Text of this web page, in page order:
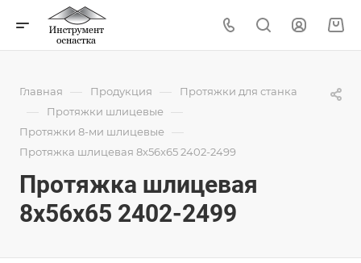
Главная — Продукция — Протяжки для станка
— Протяжки шлицевые —
Протяжки 8-ми шлицевые —
Протяжка шлицевая 8x56x65 2402-2499
Протяжка шлицевая
8x56x65 2402-2499